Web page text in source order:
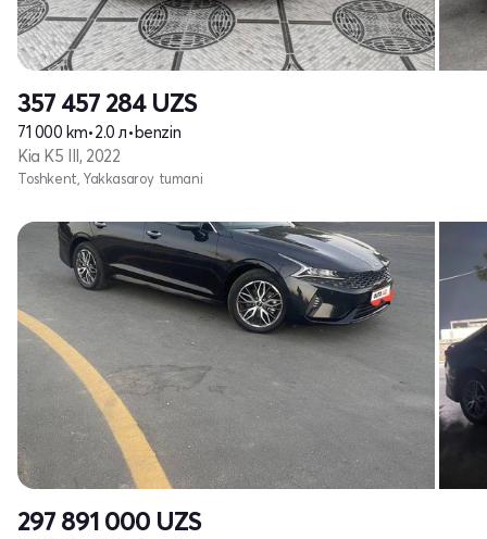
357 457 284 UZS
71 000 km•2.0 л•benzin
Kia K5 III, 2022
Toshkent, Yakkasaroy tumani
297 891 000 UZS